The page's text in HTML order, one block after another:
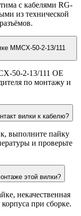
с кабелями RG-
из технической
50-2-13/111 OE
по монтажу и
вилки к кабелю?
выполните пайку
и проверьте
этой вилки?
некачественная
при сборке.